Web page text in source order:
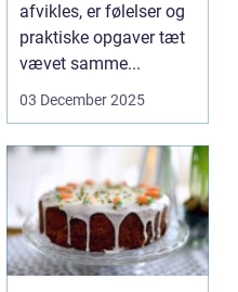
afvikles, er følelser og
praktiske opgaver tæt
vævet samme...
03 December 2025